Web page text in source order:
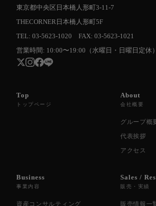
東京都中央区日本橋人形町3-11-7
THECORNER日本橋人形町5F
TEL: 03-5623-1020 FAX: 03-5623-1021
営業時間: 10:00〜19:00（水曜日・日曜日定休）
Top
トップページ
About
会社概要
グループ概
代表挨拶
アクセス
Business
事業内容
資産コンサルティング
Sales /
販売・実績
販売情報一